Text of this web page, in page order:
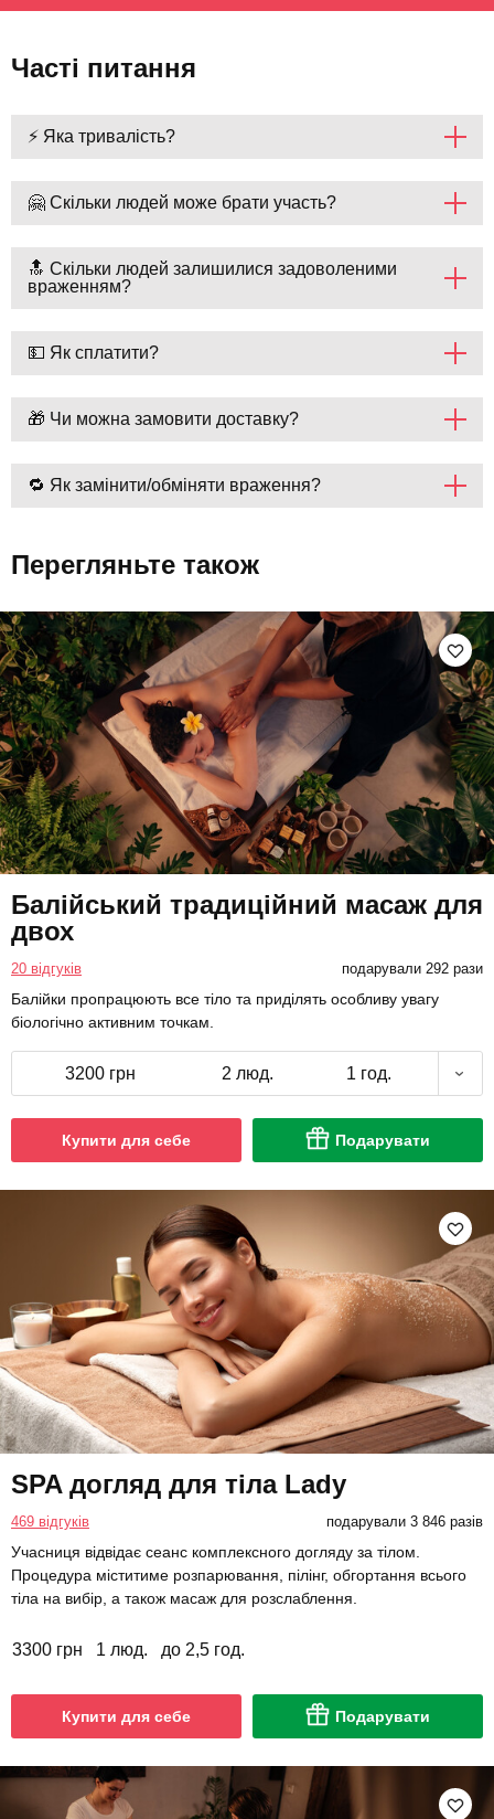
Часті питання
⚡ Яка тривалість?
🤗 Скільки людей може брати участь?
🔝 Скільки людей залишилися задоволеними
враженням?
💵 Як сплатити?
🎁 Чи можна замовити доставку?
🔁 Як замінити/обміняти враження?
Перегляньте також
Балійський традиційний масаж для
двох
20 відгуків подарували 292 рази
Балійки пропрацюють все тіло та приділять особливу увагу
біологічно активним точкам.
3200 грн 2 люд. 1 год.
Купити для себе Подарувати
SPA догляд для тіла Lady
469 відгуків подарували 3 846 разів
Учасниця відвідає сеанс комплексного догляду за тілом.
Процедура міститиме розпарювання, пілінг, обгортання всього
тіла на вибір, а також масаж для розслаблення.
3300 грн 1 люд. до 2,5 год.
Купити для себе Подарувати